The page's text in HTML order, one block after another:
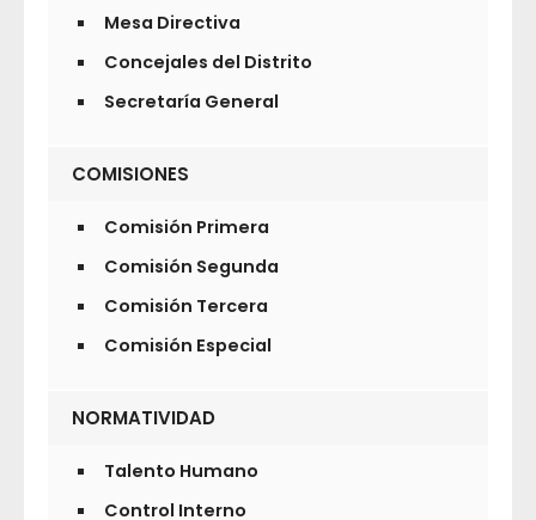
Mesa Directiva
Concejales del Distrito
Secretaría General
COMISIONES
Comisión Primera
Comisión Segunda
Comisión Tercera
Comisión Especial
NORMATIVIDAD
Talento Humano
Control Interno